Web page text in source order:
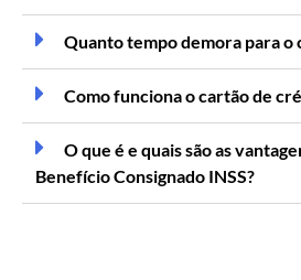
Quanto tempo demora para o
Como funciona o cartão de
O que é e quais são as
Benefício Consignado INSS?